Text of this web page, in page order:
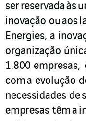
serreservadaàs
inovação ouaos
Energies, a
organização
1.800 empresas,
coma evolução
necessidades de
empresas têma